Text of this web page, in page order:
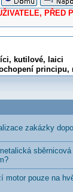
PŘED
kutilové, laici
zakázky
motor pouze na